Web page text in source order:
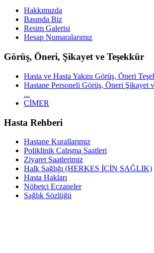
Hakkımızda
Basında Biz
Resim Galerisi
Hesap Numaralarımız
Görüş, Öneri, Şikayet ve Teşekkür
Hasta ve Hasta Yakını Görüş, Öneri
Hastane Personeli Görüş, Öneri Şikayet
...
CİMER
Hasta Rehberi
Hastane Kurallarımız
Poliklinik Çalışma Saatleri
Ziyaret Saatlerimiz
Halk Sağlığı (HERKES İÇİN SAĞLIK)
Hasta Hakları
Nöbetçi Eczaneler
Sağlık Sözlüğü